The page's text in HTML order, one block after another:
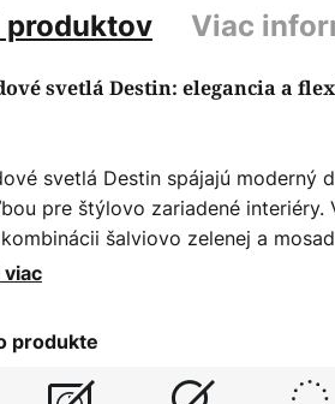
produktov Viac
svetlá Destin: elegancia a
svetlá Destin spájajú moderný
pre štýlovo zariadené
šalviovo zelenej a
sa dokonale hodia do rôznych
a dodávajú elegantný akcent
stropných bodových
viac
produkte